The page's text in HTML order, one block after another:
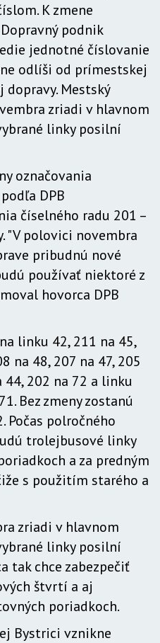
K zmene
podnik
jednotné číslovanie
odlíši od prímestskej
Mestský
zriadi v hlavnom
linky posilní
označovania
DPB
číselného radu 201 –
"V polovici novembra
pribudnú nové
používať niektoré z
hovorca DPB
linku 42, 211 na 45,
na 48, 207 na 47, 205
44, 202 na 72 a linku
Bez zmeny zostanú
Počas polročného
trolejbusové linky
a za predným
s použitím starého a
zriadi v hlavnom
linky posilní
tak chce zabezpečiť
štvrtí a aj
poriadkoch.
Bystrici vznikne